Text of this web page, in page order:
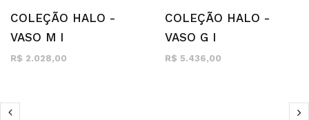
COLEÇÃO HALO -
VASO M I
R$ 2.028,00
COLEÇÃO HALO -
VASO G I
R$ 5.436,00